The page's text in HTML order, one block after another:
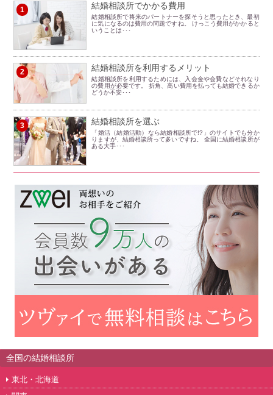
1 結婚相談所でかかる費用
結婚相談所で将来のパートナーを探そうと思ったとき、最初
に気になるのは費用の問題ですね。 けっこう費用がかかると
いうことは･･･
2 結婚相談所を利用するメリット
結婚相談所を利用するためには、入会金や会費などそれなり
の費用が必要です。 折角、高い費用を払っても結婚できるか
どうか不安･･･
3 結婚相談所を選ぶ
「婚活（結婚活動）なら結婚相談所で!?」のサイトでも分か
りますが、結婚相談所って多いですね。 全国に結婚相談所が
ある大手･･･
全国の結婚相談所
東北・北海道